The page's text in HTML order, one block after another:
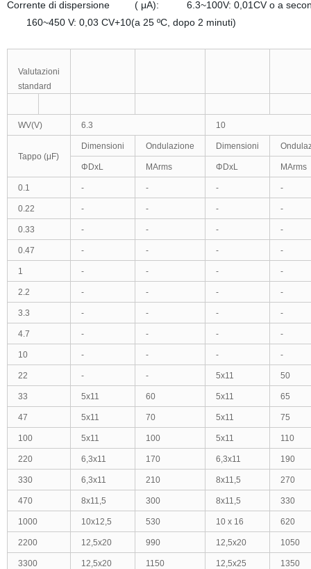
Corrente di dispersione ( μA): 6.3~100V: 0,01CV o a
160~450 V: 0,03 CV+10(a 25 ºC, dopo 2 minuti)
Valutazioni
standard
WV(V) 6.3 10
Tappo (μF)
Dimensioni Ondulazione Dimensioni
ΦDxL MArms ΦDxL MArms
0.1 - - - -
0.22 - - - -
0.33 - - - -
0.47 - - - -
1 - - - -
2.2 - - - -
3.3 - - - -
4.7 - - - -
10 - - - -
22 - - 5x11 50
33 5x11 60 5x11 65
47 5x11 70 5x11 75
100 5x11 100 5x11 110
220 6,3x11 170 6,3x11 190
330 6,3x11 210 8x11,5 270
470 8x11,5 300 8x11,5 330
1000 10x12,5 530 10 x 16 620
2200 12,5x20 990 12,5x20 1050
3300 12,5x20 1150 12,5x25 1350